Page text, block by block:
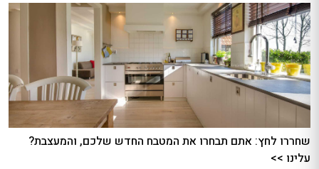
שחררו לחץ: אתם תבחרו את המטבח החדש שלכם, והמעצבת?
עלינו >>